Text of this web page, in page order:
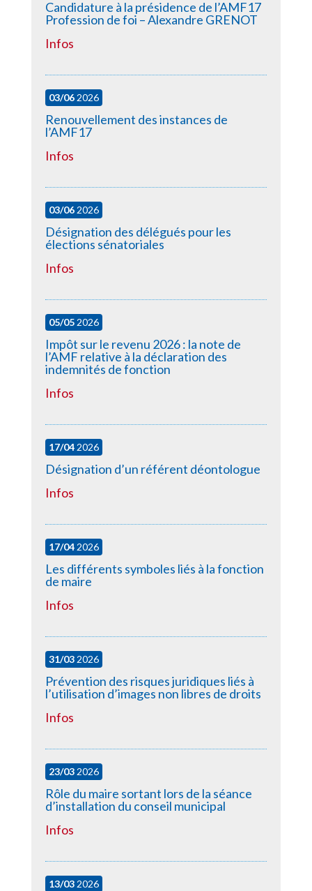
Candidature à la présidence de l’AMF17
Profession de foi – Alexandre GRENOT
Infos
03/062026
Renouvellement des instances de
l’AMF17
Infos
03/062026
Désignation des délégués pour les
élections sénatoriales
Infos
05/052026
Impôt sur le revenu 2026 : la note de
l’AMF relative à la déclaration des
indemnités de fonction
Infos
17/042026
Désignation d’un référent déontologue
Infos
17/042026
Les différents symboles liés à la fonction
de maire
Infos
31/032026
Prévention des risques juridiques liés à
l’utilisation d’images non libres de droits
Infos
23/032026
Rôle du maire sortant lors de la séance
d’installation du conseil municipal
Infos
13/032026